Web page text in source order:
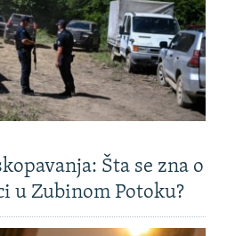
Šta se zna o
u Zubinom Potoku?